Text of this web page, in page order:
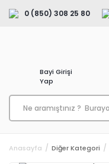
0 (850) 308 25 80
Bayi Girişi
Yap
Anasayfa Diğer Kategori